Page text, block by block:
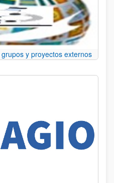
y proyectos externos